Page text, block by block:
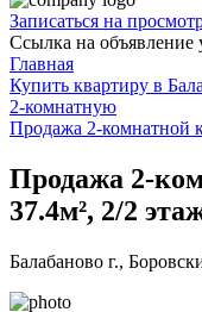
Записаться на
Ссылка на объявление
Главная
Купить квартиру в
2-комнатную
Продажа 2-комнатной
Продажа 2-
37.4м², 2/2
Балабаново г.,